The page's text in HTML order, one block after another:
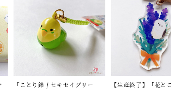
「ことり鈴 / セキセイグリー
【生産終了】「花と